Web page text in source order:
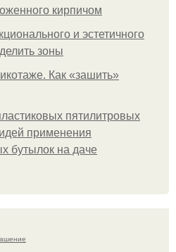
кирпичом
и эстетичного
зоны
Как «зашить»
пятилитровых
применения
бутылок на даче